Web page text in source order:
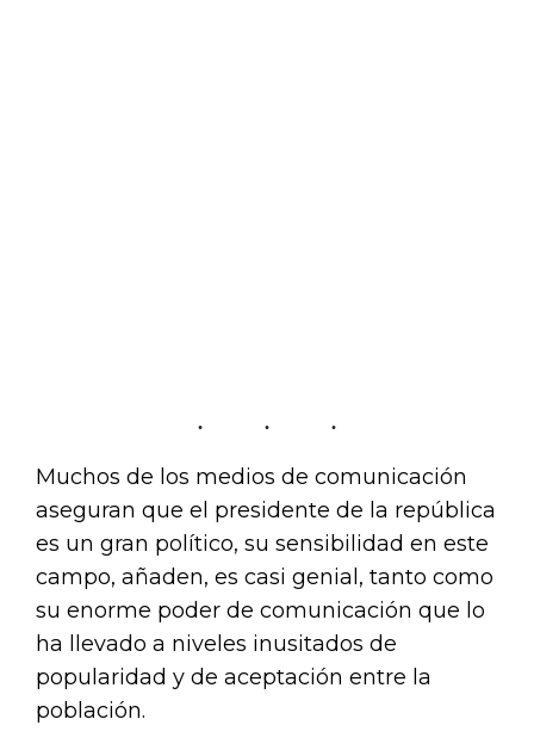
Muchos de los medios de comunicación
aseguran que el presidente de la república
es un gran político, su sensibilidad en este
campo, añaden, es casi genial, tanto como
su enorme poder de comunicación que lo
ha llevado a niveles inusitados de
popularidad y de aceptación entre la
población.